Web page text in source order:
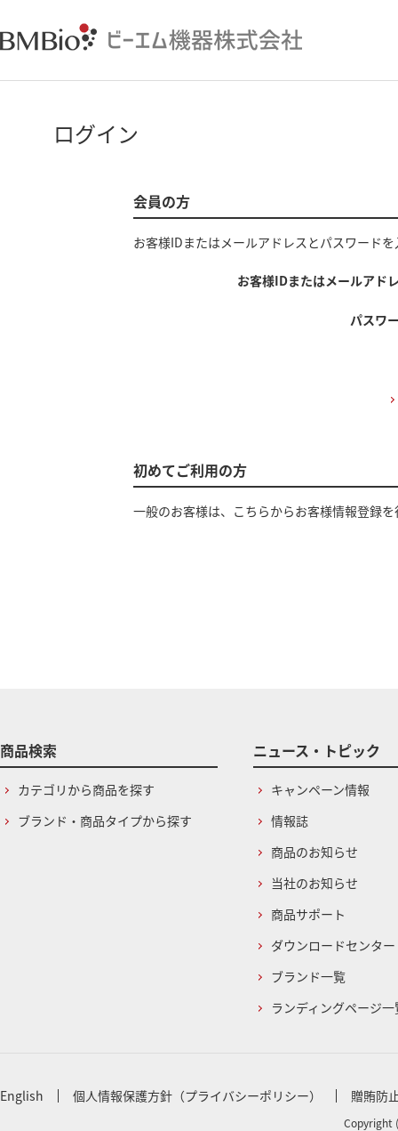
ログイン
会員の方
お客様IDまたはメールアドレス とパスワード
お客様IDまたはメールアド
パスワ
初めてご利用の方
一般のお客様は、こちらからお客様情報登録
商品検索
カテゴリから商品を探す
ブランド・商品タイプから探す
ニュース・トピック
キャンペーン情報
情報誌
商品のお知らせ
当社のお知らせ
商品サポート
ダウンロードセンター
ブランド一覧
ランディングページ一
English 個人情報保護方針（プライバシーポリシー） 贈賄防
Copyright